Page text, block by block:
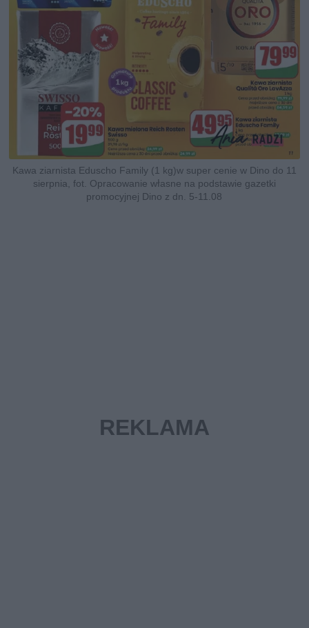
Kawa ziarnista Eduscho Family (1 kg)w super cenie w Dino do 11
sierpnia, fot. Opracowanie własne na podstawie gazetki
promocyjnej Dino z dn. 5-11.08